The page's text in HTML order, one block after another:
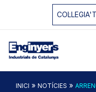
COL·LEGIA'T
INICI » NOTÍCIES »